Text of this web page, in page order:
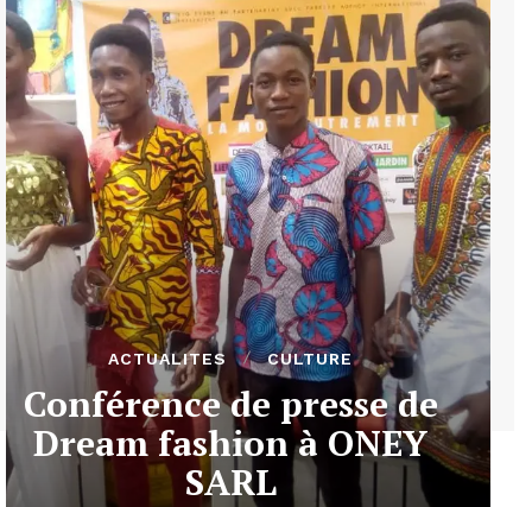
ACTUALITES CULTURE
Conférence de presse de
Dream fashion à ONEY
SARL